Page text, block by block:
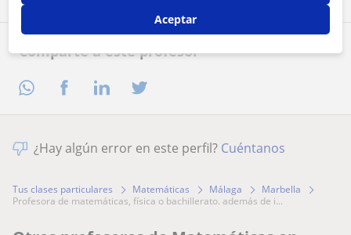
Comparte a este profesor
¿Hay algún error en este perfil? Cuéntanos
Tus clases particulares Matemáticas Málaga
Marbella
profesora de matemáticas, física o bachillerato. además de i...
Aceptar